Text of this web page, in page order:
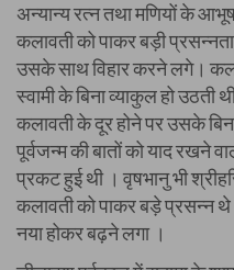
अन्यान्य रत्न तथा मणियों के
कलावती को पाकर बड़ी
उसके साथ विहार करने लगे।
स्वामी के बिना व्याकुल हो उठती
कलावती के दूर होने पर उसके
पूर्वजन्म की बातों को याद रखने
प्रकट हुई थी । वृषभानु भी
कलावती को पाकर बड़े प्रसन्न थे
नया होकर बढ़ने लगा ।